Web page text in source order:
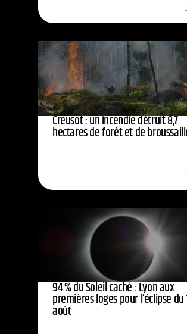
Creusot : un incendie détruit 8,7
hectares de forêt et de
94 % du Soleil caché : Lyon aux
premières loges pour l’éclipse du
août